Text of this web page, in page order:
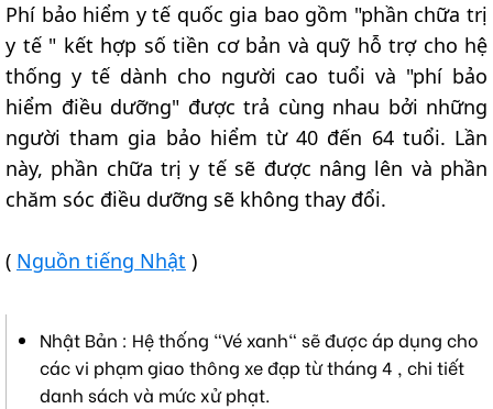
Phí bảo hiểm y tế quốc gia bao gồm "phần chữa trị
y tế " kết hợp số tiền cơ bản và quỹ hỗ trợ cho hệ
thống y tế dành cho người cao tuổi và "phí bảo
hiểm điều dưỡng" được trả cùng nhau bởi những
người tham gia bảo hiểm từ 40 đến 64 tuổi. Lần
này, phần chữa trị y tế sẽ được nâng lên và phần
chăm sóc điều dưỡng sẽ không thay đổi.
( Nguồn tiếng Nhật )
Nhật Bản : Hệ thống "Vé xanh" sẽ được áp dụng cho
các vi phạm giao thông xe đạp từ tháng 4 , chi tiết
danh sách và mức xử phạt.